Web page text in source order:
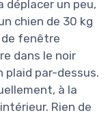
déplacer un peu,
chien de 30 kg
de fenêtre
dans le noir
plaid par-dessus.
à la
Rien de